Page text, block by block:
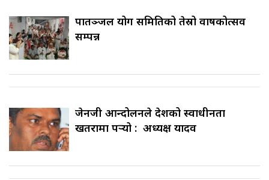
पातञ्जल योग समितिको तेस्रो वार्षिकोत्सव
सम्पन्न
जेनजी आन्दोलनले देशको स्वाधीनता
खतरामा पर्‍यो : अध्यक्ष यादव